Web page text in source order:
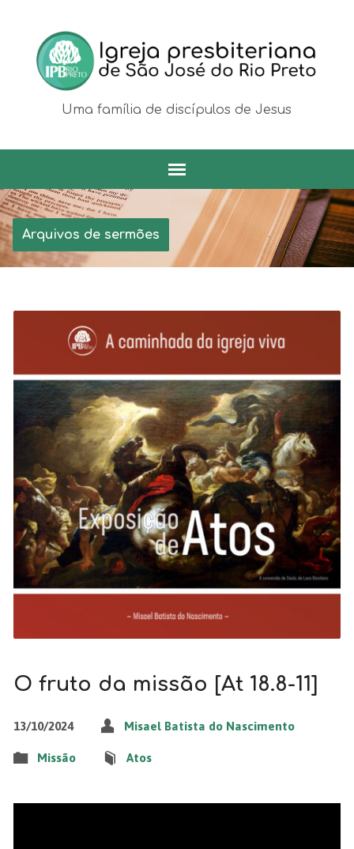
Uma família de discípulos de Jesus
Arquivos de sermões
O fruto da missão [At 18.8-11]
13/10/2024 Misael Batista do Nascimento
Missão Atos